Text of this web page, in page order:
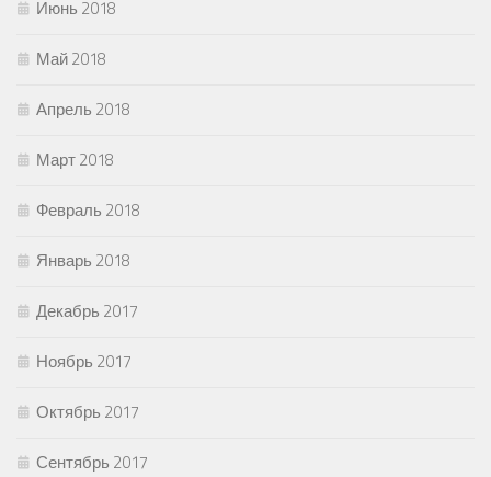
Июнь 2018
Май 2018
Апрель 2018
Март 2018
Февраль 2018
Январь 2018
Декабрь 2017
Ноябрь 2017
Октябрь 2017
Сентябрь 2017